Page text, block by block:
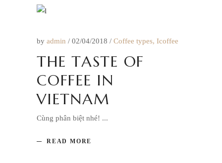
by admin 02/04/2018 Coffee types, Icoffee
THE TASTE OF
COFFEE IN
VIETNAM
Cùng phân biệt nhé!
READ MORE